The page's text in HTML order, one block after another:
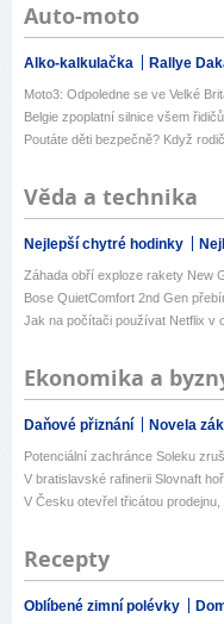
Auto-moto
Alko-kalkulačka Rallye
Moto3: Odpoledne se ve Velké
Belgie zpoplatní silnice všem
Poutáte děti bezpečně? Když
Věda a technika
Nejlepší chytré hodinky
Záhada obří exploze rakety New
Bose QuietComfort 2nd Gen
Jak na počítači používat Netflix v
Ekonomika a
Daňové přiznání Novela
Potenciální zachránce Soleku
V bratislavské rafinerii Slovnaft
V Česku otevřel třicátou
Recepty
Oblíbené zimní polévky